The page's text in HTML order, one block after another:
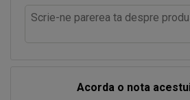
Acorda o nota